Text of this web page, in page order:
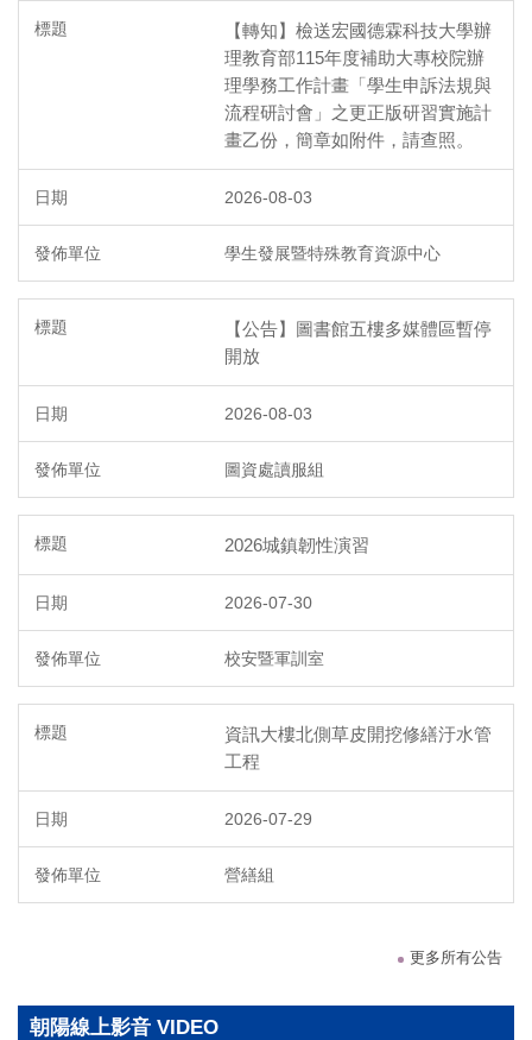
【轉知】檢送宏國德霖科技大學辦
理教育部115年度補助大專校院辦
理學務工作計畫「學生申訴法規與
流程研討會」之更正版研習實施計
畫乙份，簡章如附件，請查照。
2026-08-03
學生發展暨特殊教育資源中心
【公告】圖書館五樓多媒體區暫停
開放
2026-08-03
圖資處讀服組
2026城鎮韌性演習
2026-07-30
校安暨軍訓室
資訊大樓北側草皮開挖修繕汙水管
工程
2026-07-29
營繕組
更多所有公告
朝陽線上影音 VIDEO